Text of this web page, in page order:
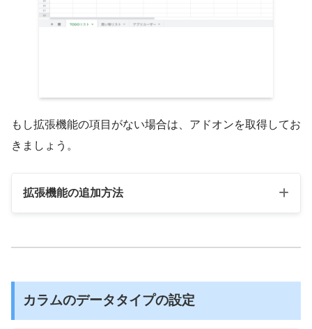
もし拡張機能の項目がない場合は、アドオンを取得してお
きましょう。
拡張機能の追加方法
カラムのデータタイプの設定